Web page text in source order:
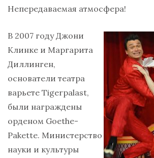
Непередаваемая атмосфера!
В 2007 году Джони
Клинке и Маргарита
Диллинген,
основатели театра
варьете Tigerpalast,
были награждены
орденом Goethe-
Pakette. Министерство
науки и культуры